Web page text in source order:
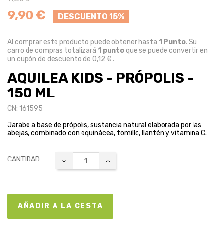
9,90 € DESCUENTO 15%
Al comprar este producto puede obtener hasta 1 Punto. Su
carro de compras totalizará 1 puntoque se puede convertir en
un cupón de descuento de 0,12 €.
AQUILEA KIDS - PRÓPOLIS -
150 ML
CN: 161595
Jarabe a base de própolis, sustancia natural elaborada por las
abejas, combinado con equinácea, tomillo, llantén y vitamina C.
CANTIDAD
AÑADIR A LA CESTA